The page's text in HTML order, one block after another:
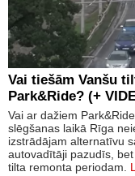
Vai tiešām Vanšu
Park&Ride? (+
Vai ar dažiem
slēgšanas laikā Rīga
izstrādājam alternatīvu
autovadītāji pazudīs,
tilta remonta periodam.